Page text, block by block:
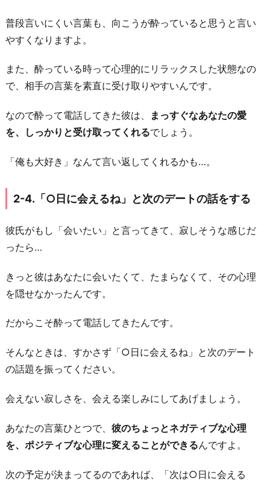
普段言いにくい言葉も、向こうが酔っていると思うと言い
やすくなりますよ。
また、酔っている時って心理的にリラックスした状態なの
で、相手の言葉を素直に受け取りやすいんです。
なので酔って電話してきた彼は、
まっすぐなあなたの愛
を、しっかりと受け取ってくれるでしょう。
「俺も大好き」なんて言い返してくれるかも…。
2-4.「○日に会えるね」と次のデートの話をする
彼氏がもし「会いたい」と言ってきて、寂しそうな感じだ
ったら…
きっと彼はあなたに会いたくて、たまらなくて、その心理
を隠せなかったんです。
だからこそ酔って電話してきたんです。
そんなときは、すかさず「○日に会えるね」と次のデート
の話題を振ってください。
会えない寂しさを、会える楽しみにしてあげましょう。
あなたの言葉ひとつで、 彼のちょっとネガティブな心理
を、ポジティブな心理に変えることができるんですよ。
次の予定が決まってるのであれば、「次は○日に会える